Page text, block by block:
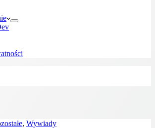
, Wywiady